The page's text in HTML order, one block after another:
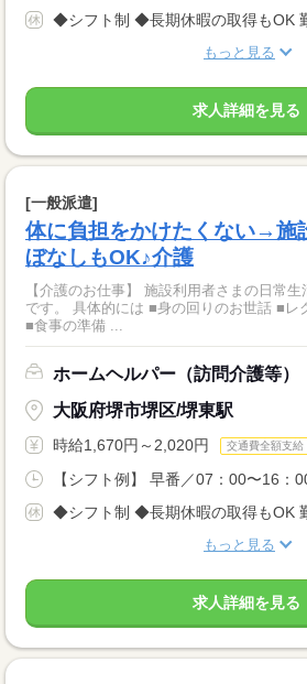
◆シフト制 ◆長期休暇の取得もOK
もっと見る
求人詳細を見る
[一般派遣]
体に負担をかけたくない→施
ぼなしもOK♪介護
【介護のお仕事】 施設利用者さまの日常
です。 具体的には ■身の回りのお世話 ■レクリエーションの見守り
■食事の準備 ...
ホームヘルパー（訪問介護等）
大阪府堺市堺区/堺東駅
時給1,670円～2,020円 交通費全額支給
【シフト例】 早番／07：00〜16：
◆シフト制 ◆長期休暇の取得もOK
もっと見る
求人詳細を見る